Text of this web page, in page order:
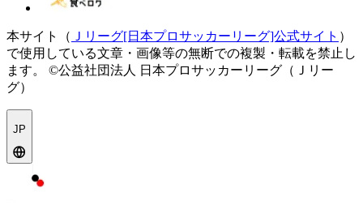
本サイト（ Ｊリーグ[日本プロサッカーリーグ]公式サイト ）
で使用している文章・画像等の無断での複製・転載を禁止し
ます。
©公益社団法人 日本プロサッカーリーグ（Ｊリー
グ）
JP